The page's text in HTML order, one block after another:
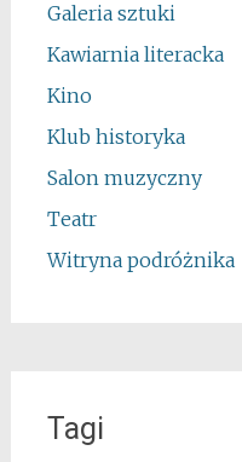
Galeria sztuki
Kawiarnia literacka
Kino
Klub historyka
Salon muzyczny
Teatr
Witryna podróżnika
Tagi